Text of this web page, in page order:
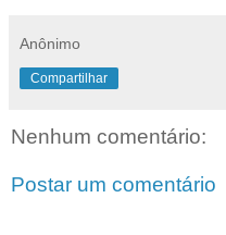
Anônimo
Compartilhar
Nenhum comentário:
Postar um comentário